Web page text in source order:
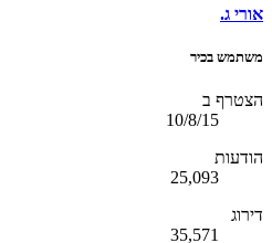
אורי ג.
משתמש בכיר
הצטרף ב
10/8/15
הודעות
25,093
דירוג
35,571